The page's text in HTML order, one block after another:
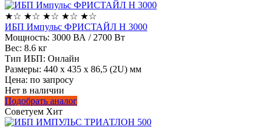
★☆ ★☆ ★☆ ★☆ ★☆
ИБП Импульс ФРИСТАЙЛ Н 3000
Мощность: 3000 ВА / 2700 Вт
Вес: 8.6 кг
Тип ИБП: Онлайн
Размеры: 440 x 435 x 86,5 (2U) мм
Цена: по запросу
Нет в наличии
Подобрать аналог
Советуем Хит